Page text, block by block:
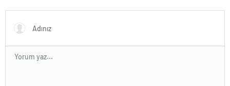
trafiği